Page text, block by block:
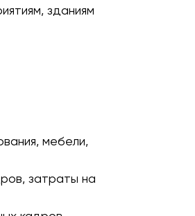
зданиям
мебели,
затраты на